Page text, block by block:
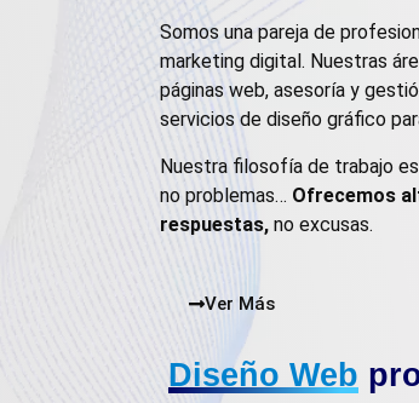
Somos una pareja de
marketing digital. Nuestras
páginas web, asesoría y
servicios de diseño gráfico
Nuestra filosofía de trabajo
no problemas… Ofrecemos
respuestas, no excusas.
Ver Más
Diseño Web